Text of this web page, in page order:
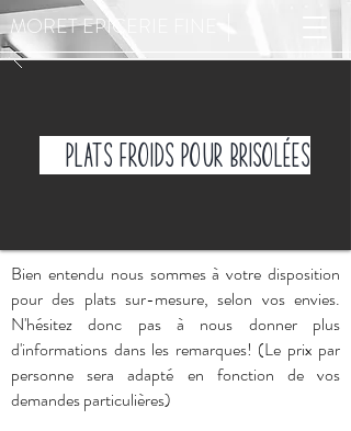
MORET EPICERIE FINE
Plats froids pour Brisolées
Bien entendu nous sommes à votre disposition
pour des plats sur-mesure, selon vos envies.
N'hésitez donc pas à nous donner plus
d'informations dans les remarques! (Le prix par
personne sera adapté en fonction de vos
demandes particulières)